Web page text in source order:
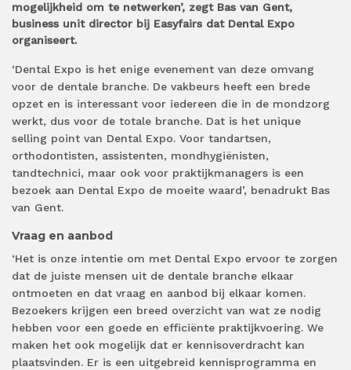
mogelijkheid om te netwerken’, zegt Bas van Gent,
business unit director bij Easyfairs dat Dental Expo
organiseert.
‘Dental Expo is het enige evenement van deze omvang
voor de dentale branche. De vakbeurs heeft een brede
opzet en is interessant voor iedereen die in de mondzorg
werkt, dus voor de totale branche. Dat is het unique
selling point van Dental Expo. Voor tandartsen,
orthodontisten, assistenten, mondhygiënisten,
tandtechnici, maar ook voor praktijkmanagers is een
bezoek aan Dental Expo de moeite waard’, benadrukt Bas
van Gent.
Vraag en aanbod
‘Het is onze intentie om met Dental Expo ervoor te zorgen
dat de juiste mensen uit de dentale branche elkaar
ontmoeten en dat vraag en aanbod bij elkaar komen.
Bezoekers krijgen een breed overzicht van wat ze nodig
hebben voor een goede en efficiënte praktijkvoering. We
maken het ook mogelijk dat er kennisoverdracht kan
plaatsvinden. Er is een uitgebreid kennisprogramma en